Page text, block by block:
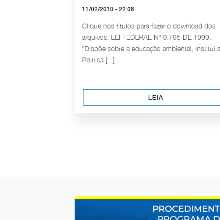
11/02/2010 - 22:08
Clique nos títulos para fazer o download dos
arquivos. LEI FEDERAL Nº 9.795 DE 1999.
“Dispõe sobre a educação ambiental, institui a
Política [...]
LEIA